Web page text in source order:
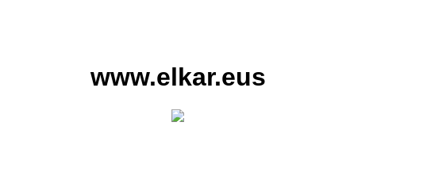
www.elkar.eus